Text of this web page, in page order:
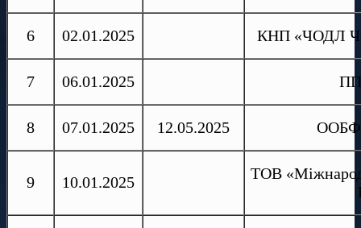
6 02.01.2025 КНП «ЧОДЛ
7 06.01.2025 ПП
8 07.01.2025 12.05.2025
9 10.01.2025
ТОВ